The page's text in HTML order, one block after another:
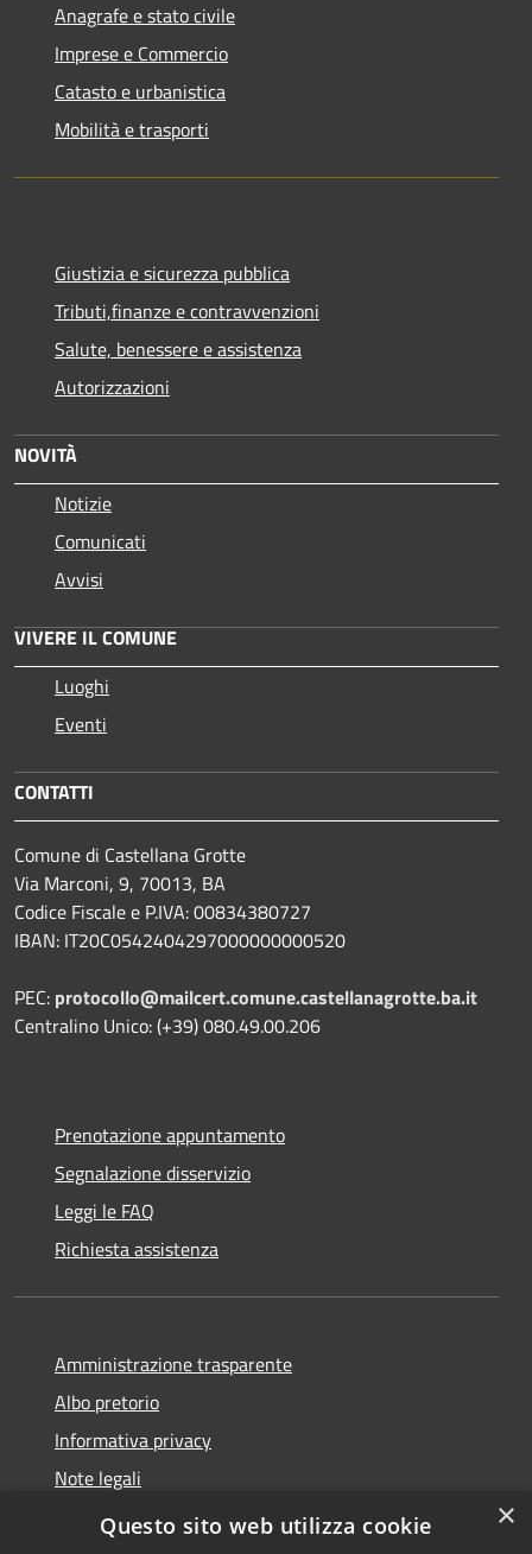
Anagrafe e stato civile
Imprese e Commercio
Catasto e urbanistica
Mobilità e trasporti
Giustizia e sicurezza pubblica
Tributi,finanze e contravvenzioni
Salute, benessere e assistenza
Autorizzazioni
NOVITÀ
Notizie
Comunicati
Avvisi
VIVERE IL COMUNE
Luoghi
Eventi
CONTATTI
Comune di Castellana Grotte
Via Marconi, 9, 70013, BA
Codice Fiscale e P.IVA: 00834380727
IBAN: IT20C0542404297000000000520
PEC: protocollo@mailcert.comune.castellanagrotte.ba.it
Centralino Unico: (+39) 080.49.00.206
Prenotazione appuntamento
Segnalazione disservizio
Leggi le FAQ
Richiesta assistenza
Amministrazione trasparente
Albo pretorio
Informativa privacy
Note legali
Dichiarazione di accessibilità
×
Questo sito web utilizza cookie